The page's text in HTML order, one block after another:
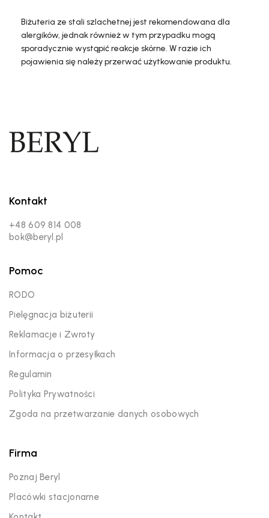
Biżuteria ze stali szlachetnej jest rekomendowana dla
alergików, jednak również w tym przypadku mogą
sporadycznie wystąpić reakcje skórne. W razie ich
pojawienia się należy przerwać użytkowanie produktu.
Kontakt
+48 609 814 008
bok@beryl.pl
Pomoc
RODO
Pielęgnacja biżuterii
Reklamacje i Zwroty
Informacja o przesyłkach
Regulamin
Polityka Prywatności
Zgoda na przetwarzanie danych osobowych
Firma
Poznaj Beryl
Placówki stacjonarne